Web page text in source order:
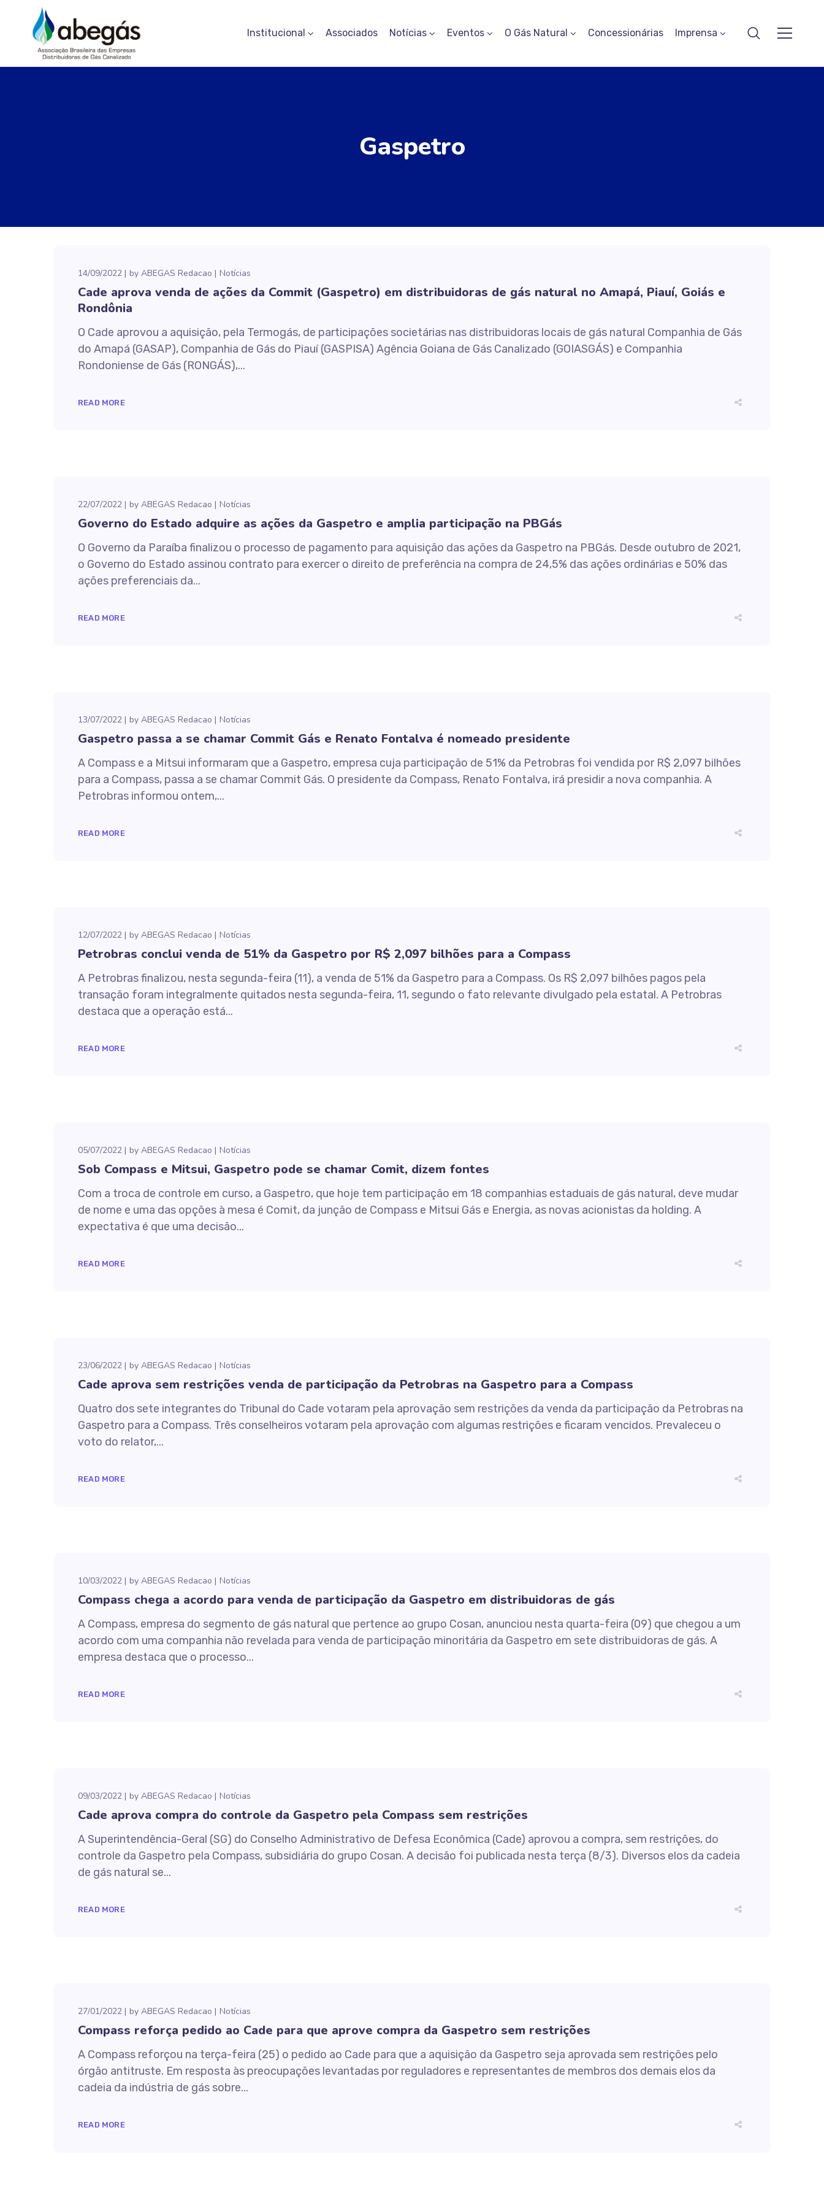
Institucional Associados Notícias Eventos O Gás Natural Concessionárias Imprensa
Gaspetro
14/09/2022 by ABEGAS Redacao Notícias
Cade aprova venda de ações da Commit (Gaspetro) em distribuidoras de gás natural no Amapá, Piauí, Goiás e
Rondônia
O Cade aprovou a aquisição, pela Termogás, de participações societárias nas distribuidoras locais de gás natural Companhia de Gás
do Amapá (GASAP), Companhia de Gás do Piauí (GASPISA) Agência Goiana de Gás Canalizado (GOIASGÁS) e Companhia
Rondoniense de Gás (RONGÁS),...
READ MORE
22/07/2022 by ABEGAS Redacao Notícias
Governo do Estado adquire as ações da Gaspetro e amplia participação na PBGás
O Governo da Paraíba finalizou o processo de pagamento para aquisição das ações da Gaspetro na PBGás. Desde outubro de 2021,
o Governo do Estado assinou contrato para exercer o direito de preferência na compra de 24,5% das ações ordinárias e 50% das
ações preferenciais da...
READ MORE
13/07/2022 by ABEGAS Redacao Notícias
Gaspetro passa a se chamar Commit Gás e Renato Fontalva é nomeado presidente
A Compass e a Mitsui informaram que a Gaspetro, empresa cuja participação de 51% da Petrobras foi vendida por R$ 2,097 bilhões
para a Compass, passa a se chamar Commit Gás. O presidente da Compass, Renato Fontalva, irá presidir a nova companhia. A
Petrobras informou ontem,...
READ MORE
12/07/2022 by ABEGAS Redacao Notícias
Petrobras conclui venda de 51% da Gaspetro por R$ 2,097 bilhões para a Compass
A Petrobras finalizou, nesta segunda-feira (11), a venda de 51% da Gaspetro para a Compass. Os R$ 2,097 bilhões pagos pela
transação foram integralmente quitados nesta segunda-feira, 11, segundo o fato relevante divulgado pela estatal. A Petrobras
destaca que a operação está...
READ MORE
05/07/2022 by ABEGAS Redacao Notícias
Sob Compass e Mitsui, Gaspetro pode se chamar Comit, dizem fontes
Com a troca de controle em curso, a Gaspetro, que hoje tem participação em 18 companhias estaduais de gás natural, deve mudar
de nome e uma das opções à mesa é Comit, da junção de Compass e Mitsui Gás e Energia, as novas acionistas da holding. A
expectativa é que uma decisão...
READ MORE
23/06/2022 by ABEGAS Redacao Notícias
Cade aprova sem restrições venda de participação da Petrobras na Gaspetro para a Compass
Quatro dos sete integrantes do Tribunal do Cade votaram pela aprovação sem restrições da venda da participação da Petrobras na
Gaspetro para a Compass. Três conselheiros votaram pela aprovação com algumas restrições e ficaram vencidos. Prevaleceu o
voto do relator,...
READ MORE
10/03/2022 by ABEGAS Redacao Notícias
Compass chega a acordo para venda de participação da Gaspetro em distribuidoras de gás
A Compass, empresa do segmento de gás natural que pertence ao grupo Cosan, anunciou nesta quarta-feira (09) que chegou a um
acordo com uma companhia não revelada para venda de participação minoritária da Gaspetro em sete distribuidoras de gás. A
empresa destaca que o processo...
READ MORE
09/03/2022 by ABEGAS Redacao Notícias
Cade aprova compra do controle da Gaspetro pela Compass sem restrições
A Superintendência-Geral (SG) do Conselho Administrativo de Defesa Econômica (Cade) aprovou a compra, sem restrições, do
controle da Gaspetro pela Compass, subsidiária do grupo Cosan. A decisão foi publicada nesta terça (8/3). Diversos elos da cadeia
de gás natural se...
READ MORE
27/01/2022 by ABEGAS Redacao Notícias
Compass reforça pedido ao Cade para que aprove compra da Gaspetro sem restrições
A Compass reforçou na terça-feira (25) o pedido ao Cade para que a aquisição da Gaspetro seja aprovada sem restrições pelo
órgão antitruste. Em resposta às preocupações levantadas por reguladores e representantes de membros dos demais elos da
cadeia da indústria de gás sobre...
READ MORE